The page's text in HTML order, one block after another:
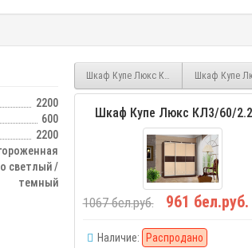
2200
600
2200
светлый /
темный
Шкаф Купе Люкс КЛ3/60/2.0/3зШкаф Купе
Шкаф Купе Люкс КЛ3/60/
1067 бел.руб. 961 бел.руб.
Наличие: Распродано